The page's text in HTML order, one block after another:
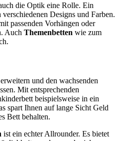
die Optik eine Rolle. Ein
Designs und Farben.
passenden Vorhängen oder
Auch Themenbetten wie zum
und den wachsenden
Mit entsprechenden
beispielsweise in ein
spart Ihnen auf lange Sicht Geld
Bett behalten.
ist ein echter Allrounder. Es bietet